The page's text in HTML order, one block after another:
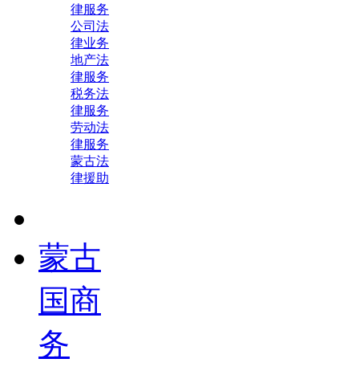
律服务
公司法
律业务
地产法
律服务
税务法
律服务
劳动法
律服务
蒙古法
律援助
蒙古
国商
务